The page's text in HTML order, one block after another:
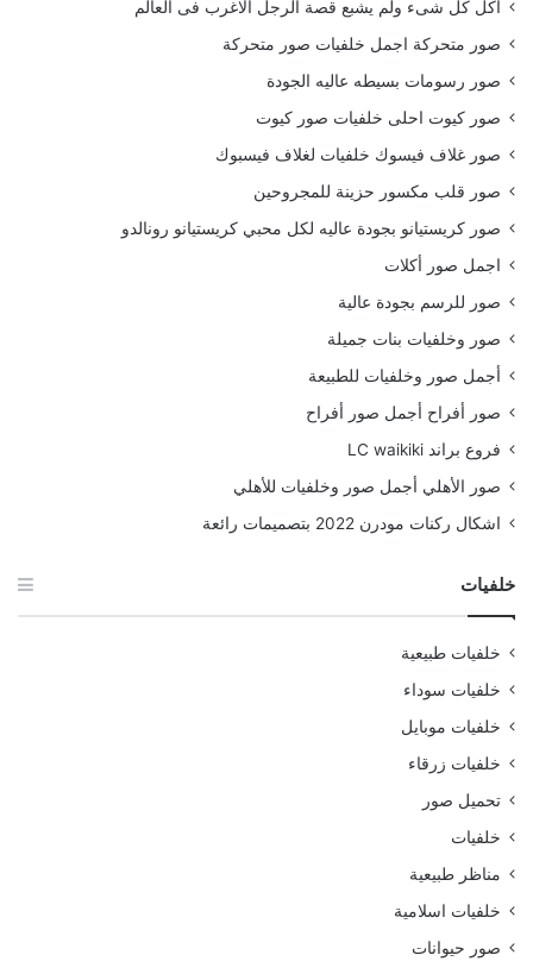
أكل كل شىء ولم يشبع قصة الرجل الاغرب فى العالم
صور متحركة اجمل خلفيات صور متحركة
صور رسومات بسيطه عاليه الجودة
صور كيوت احلى خلفيات صور كيوت
صور غلاف فيسوك خلفيات لغلاف فيسبوك
صور قلب مكسور حزينة للمجروحين
صور كريستيانو بجودة عاليه لكل محبي كريستيانو رونالدو
اجمل صور أكلات
صور للرسم بجودة عالية
صور وخلفيات بنات جميلة
أجمل صور وخلفيات للطبيعة
صور أفراح أجمل صور أفراح
فروع براند LC waikiki
صور الأهلي أجمل صور وخلفيات للأهلي
اشكال ركنات مودرن 2022 بتصميمات رائعة
خلفيات
خلفيات طبيعية
خلفيات سوداء
خلفيات موبايل
خلفيات زرقاء
تحميل صور
خلفيات
مناظر طبيعية
خلفيات اسلامية
صور حيوانات